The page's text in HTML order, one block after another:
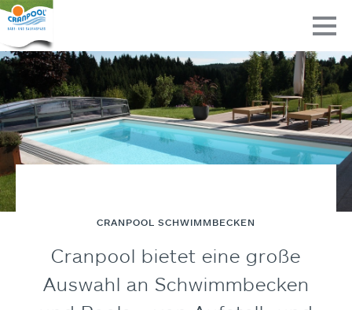
CRANPOOL SCHWIMMBECKEN
Cranpool bietet eine große
Auswahl an Schwimmbecken